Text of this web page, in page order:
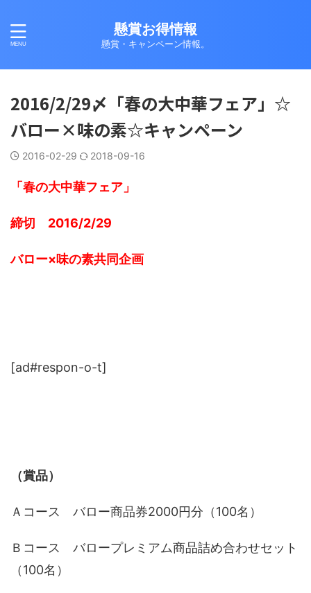
懸賞お得情報
懸賞・キャンペーン情報。
2016/2/29〆「春の大中華フェア」☆
バロー×味の素☆キャンペーン
2016-02-29 2018-09-16
「春の大中華フェア」
締切 2016/2/29
バロー×味の素共同企画
[ad#respon-o-t]
（賞品）
Ａコース バロー商品券2000円分（100名）
Ｂコース バロープレミアム商品詰め合わせセット
（100名）